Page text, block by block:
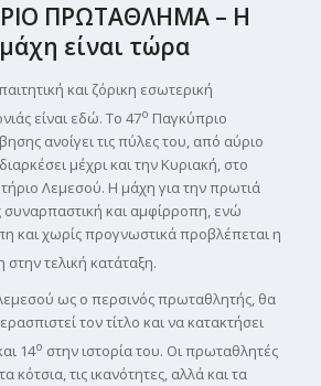
ΠΡΩΤΑΘΛΗΜΑ – Η
είναι τώρα
και ζόρικη εσωτερική
είναι εδώ. Το 47ο Παγκύπριο
ανοίγει τις πύλες του, από αύριο
μέχρι και την Κυριακή, στο
Λεμεσού. H μάχη για την πρωτιά
και αμφίρροπη, ενώ
και χωρίς προγνωστικά προβλέπεται η
στην τελική κατάταξη.
ως ο περσινός πρωταθλητής, θα
τον τίτλο και να κατακτήσει
14ο στην ιστορία του. Οι πρωταθλητές
κότσια, τις ικανότητες, αλλά και τα